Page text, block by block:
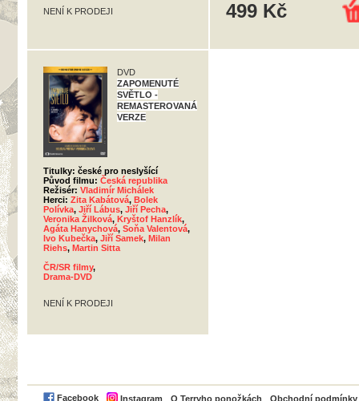
NENÍ K PRODEJI 499 Kč
DVD
ZAPOMENUTÉ
SVĚTLO -
REMASTEROVANÁ
VERZE
Titulky: české pro neslyšící
Původ filmu: Česká republika
Režisér: Vladimír Michálek
Herci: Zita Kabátová, Bolek
Polívka, Jiří Lábus, Jiří Pecha,
Veronika Žilková, Kryštof Hanzlík,
Agáta Hanychová, Soňa Valentová,
Ivo Kubečka, Jiří Samek, Milan
Riehs, Martin Sitta
ČR/SR filmy,
Drama-DVD
NENÍ K PRODEJI
Facebook Instagram O Terryho ponožkách Obchodní podmínky
PayPal